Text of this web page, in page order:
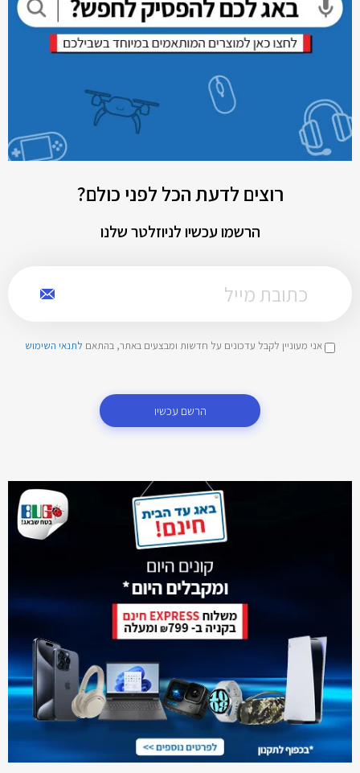
רוצים לדעת הכל לפני כולם?
הרשמו עכשיו לניוזלטר שלנו
אני מעוניין לקבל עדכונים על חדשות ומבצעים באתר, בהתאם לתנאי השימוש
הרשם עכשיו